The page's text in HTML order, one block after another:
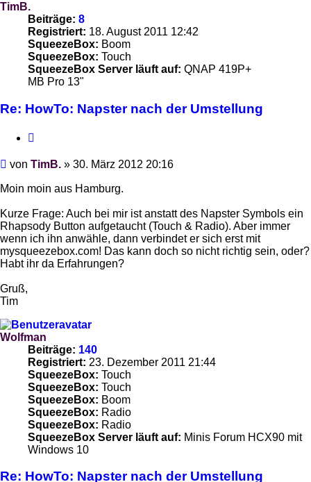
TimB.
Beiträge: 8
Registriert: 18. August 2011 12:42
SqueezeBox: Boom
SqueezeBox: Touch
SqueezeBox Server läuft auf: QNAP 419P+
MB Pro 13"
Re: HowTo: Napster nach der Umstellung
Beitrag
von TimB. » 30. März 2012 20:16
Moin moin aus Hamburg.
Kurze Frage: Auch bei mir ist anstatt des Napster Symbols ein
Rhapsody Button aufgetaucht (Touch & Radio). Aber immer
wenn ich ihn anwähle, dann verbindet er sich erst mit
mysqueezebox.com! Das kann doch so nicht richtig sein, oder?
Habt ihr da Erfahrungen?
Gruß,
Tim
Wolfman
Beiträge: 140
Registriert: 23. Dezember 2011 21:44
SqueezeBox: Touch
SqueezeBox: Touch
SqueezeBox: Boom
SqueezeBox: Radio
SqueezeBox: Radio
SqueezeBox Server läuft auf: Minis Forum HCX90 mit
Windows 10
Re: HowTo: Napster nach der Umstellung